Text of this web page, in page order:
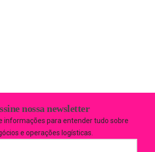
nossa newsletter
informações para entender tudo sobre
e operações logísticas.